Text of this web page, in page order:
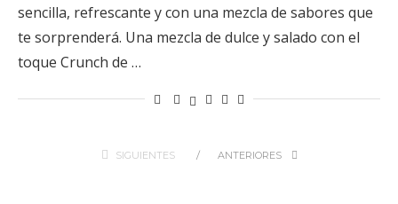
sencilla, refrescante y con una mezcla de sabores que
te sorprenderá. Una mezcla de dulce y salado con el
toque Crunch de …
SIGUIENTES ANTERIORES